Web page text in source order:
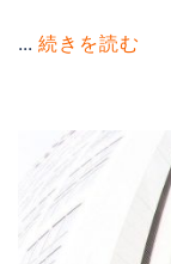
... 続きを読む